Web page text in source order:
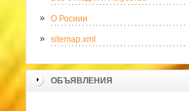
О Росиии
sitemap.xml
ОБЪЯВЛЕНИЯ